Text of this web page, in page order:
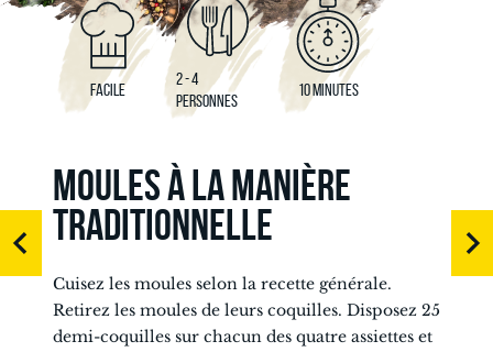
FACILE
2 - 4
PERSONNES
10 MINUTES
MOULES À LA MANIÈRE
TRADITIONNELLE
Cuisez les moules selon la recette générale.
Retirez les moules de leurs coquilles. Disposez 25
demi-coquilles sur chacun des quatre assiettes et